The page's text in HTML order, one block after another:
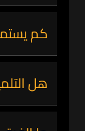
كم
هل